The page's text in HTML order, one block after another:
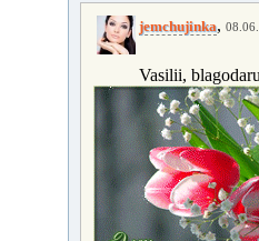
jemchujinka,
Vasilii,